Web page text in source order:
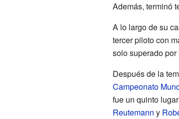
Además, terminó
A lo largo de su
tercer piloto con
solo superado por
Después de la
Campeonato
fue un quinto
Reutemann y